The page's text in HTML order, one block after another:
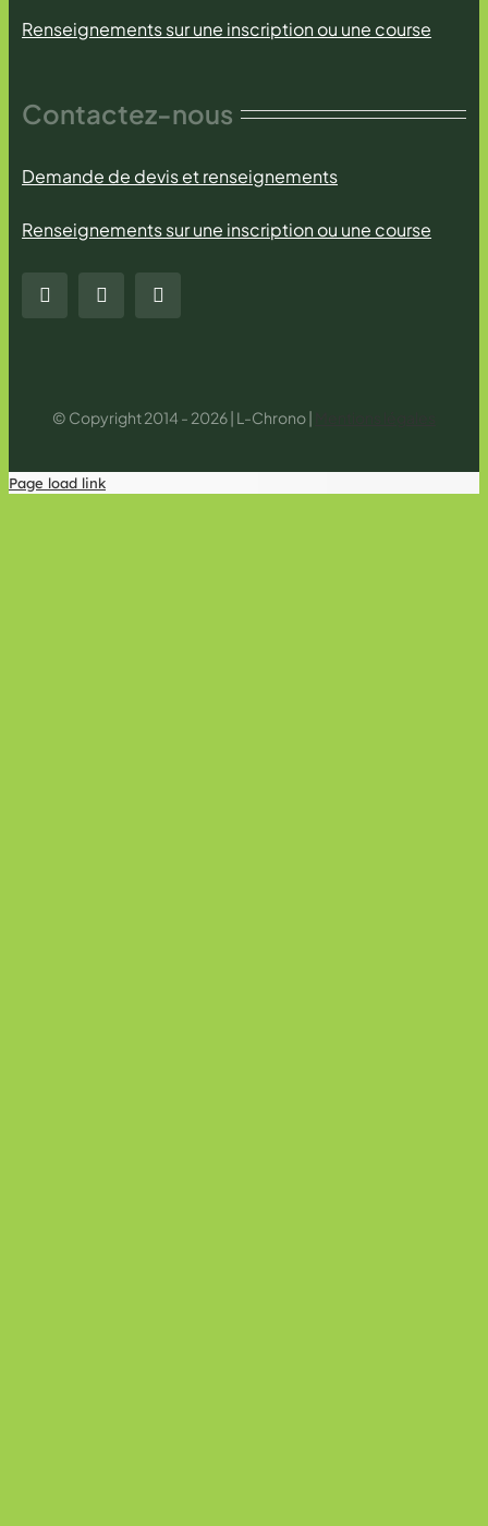
Renseignements sur une inscription ou une course
Contactez-nous
Demande de devis et renseignements
Renseignements sur une inscription ou une course
© Copyright 2014 - 2026 | L-Chrono |
Page load link